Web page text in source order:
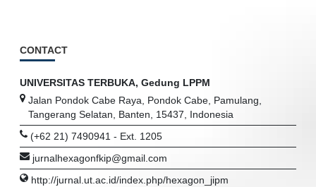
CONTACT
UNIVERSITAS TERBUKA, Gedung LPPM
Jalan Pondok Cabe Raya, Pondok Cabe, Pamulang,
Tangerang Selatan, Banten, 15437, Indonesia
(+62 21) 7490941 - Ext. 1205
jurnalhexagonfkip@gmail.com
http://jurnal.ut.ac.id/index.php/hexagon_jipm